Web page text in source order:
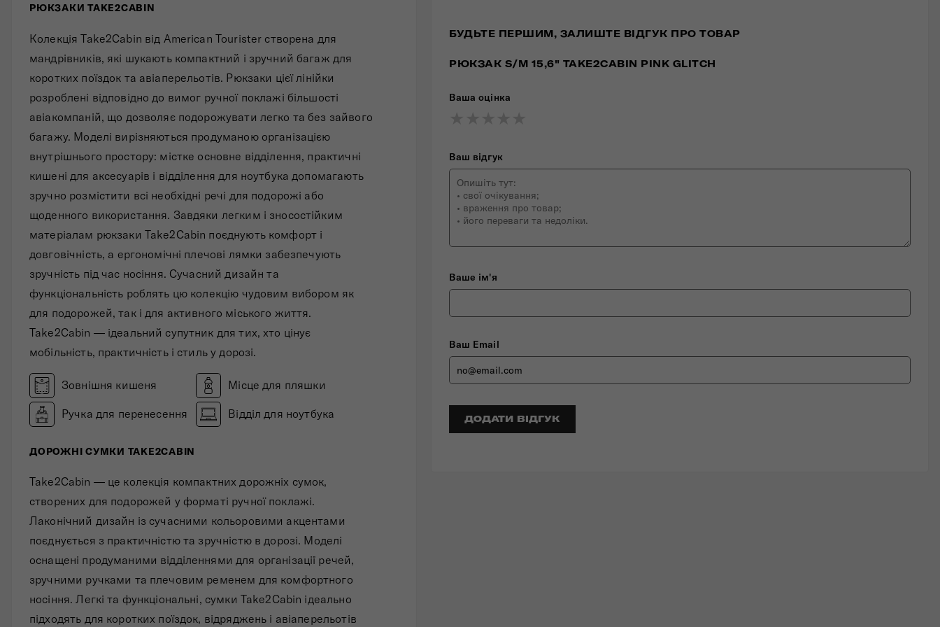
Складані сумки
Дивитись все
РЮКЗАКИ TAKE2CABIN
Колекція Take2Cabin від American Tourister створена для
мандрівників, які шукають компактний і зручний багаж для
коротких поїздок та авіаперельотів. Рюкзаки цієї лінійки
розроблені відповідно до вимог ручної поклажі більшості
авіакомпаній, що дозволяє подорожувати легко та без зайвого
багажу. Моделі вирізняються продуманою організацією
внутрішнього простору: містке основне відділення, практичні
кишені для аксесуарів і відділення для ноутбука допомагають
зручно розмістити всі необхідні речі для подорожі або
щоденного використання. Завдяки легким і зносостійким
матеріалам рюкзаки Take2Cabin поєднують комфорт і
довговічність, а ергономічні плечові лямки забезпечують
зручність під час носіння. Сучасний дизайн та
функціональність роблять цю колекцію чудовим вибором як
для подорожей, так і для активного міського життя.
Take2Cabin — ідеальний супутник для тих, хто цінує
мобільність, практичність і стиль у дорозі.
Зовнішня кишеня Місце для пляшки
Ручка для перенесення Відділ для ноутбука
ДОРОЖНІ СУМКИ TAKE2CABIN
Take2Cabin — це колекція компактних дорожніх сумок,
створених для подорожей у форматі ручної поклажі.
Лаконічний дизайн із сучасними кольоровими акцентами
поєднується з практичністю та зручністю в дорозі. Моделі
оснащені продуманими відділеннями для організації речей,
зручними ручками та плечовим ременем для комфортного
носіння. Легкі та функціональні, сумки Take2Cabin ідеально
підходять для коротких поїздок, відряджень і авіаперельотів
БУДЬТЕ ПЕРШИМ, ЗАЛИШТЕ ВІДГУК ПРО ТОВАР
РЮКЗАК S/M 15,6" TAKE2CABIN PINK GLITCH
Ваша оцінка
Ваш відгук
Ваше ім'я
Ваш Email
ДОДАТИ ВІДГУК